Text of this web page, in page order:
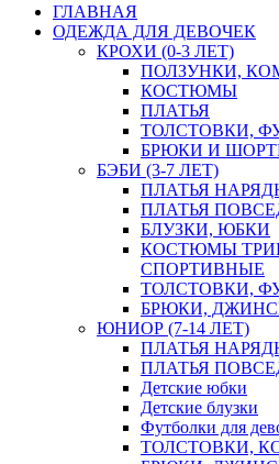
ГЛАВНАЯ
ОДЕЖДА ДЛЯ ДЕВОЧЕК
КРОХИ (0-3 ЛЕТ)
ПОЛЗУНКИ,
КОСТЮМЫ
ПЛАТЬЯ
ТОЛСТОВКИ,
БРЮКИ И
БЭБИ (3-7 ЛЕТ)
ПЛАТЬЯ
ПЛАТЬЯ
БЛУЗКИ, ЮБКИ
КОСТЮМЫ
СПОРТИВНЫЕ
ТОЛСТОВКИ,
БРЮКИ,
ЮНИОР (7-14 ЛЕТ)
ПЛАТЬЯ
ПЛАТЬЯ
Детские юбки
Детские блузки
Футболки для
ТОЛСТОВКИ,